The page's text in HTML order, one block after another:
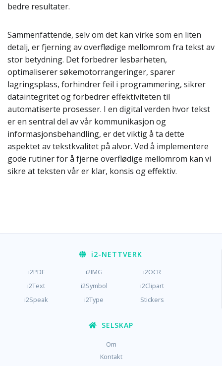
bedre resultater.
Sammenfattende, selv om det kan virke som en liten
detalj, er fjerning av overflødige mellomrom fra tekst av
stor betydning. Det forbedrer lesbarheten,
optimaliserer søkemotorrangeringer, sparer
lagringsplass, forhindrer feil i programmering, sikrer
dataintegritet og forbedrer effektiviteten til
automatiserte prosesser. I en digital verden hvor tekst
er en sentral del av vår kommunikasjon og
informasjonsbehandling, er det viktig å ta dette
aspektet av tekstkvalitet på alvor. Ved å implementere
gode rutiner for å fjerne overflødige mellomrom kan vi
sikre at teksten vår er klar, konsis og effektiv.
i2-NETTVERK
i2PDF i2IMG
i2OCR
i2Text
i2Symbol
i2Clipart
i2Speak
i2Type Stickers
SELSKAP
Om
Kontakt